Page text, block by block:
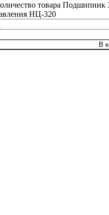
товара Подшипник
НЦ-320
В